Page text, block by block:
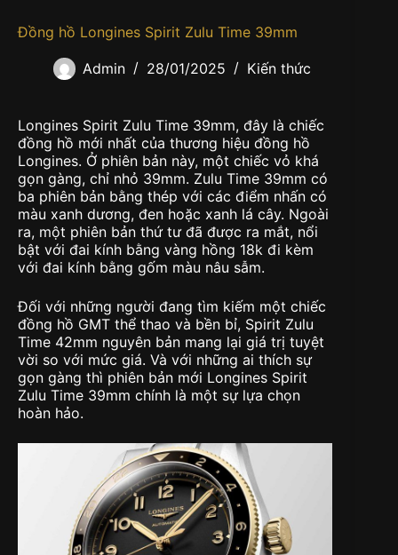
Đồng hồ Longines Spirit Zulu Time 39mm
Admin 28/01/2025 Kiến thức
Longines Spirit Zulu Time 39mm, đây là chiếc
đồng hồ mới nhất của thương hiệu đồng hồ
Longines. Ở phiên bản này, một chiếc vỏ khá
gọn gàng, chỉ nhỏ 39mm. Zulu Time 39mm có
ba phiên bản bằng thép với các điểm nhấn có
màu xanh dương, đen hoặc xanh lá cây. Ngoài
ra, một phiên bản thứ tư đã được ra mắt, nổi
bật với đai kính bằng vàng hồng 18k đi kèm
với đai kính bằng gốm màu nâu sẫm.
Đối với những người đang tìm kiếm một chiếc
đồng hồ GMT thể thao và bền bỉ, Spirit Zulu
Time 42mm nguyên bản mang lại giá trị tuyệt
vời so với mức giá. Và với những ai thích sự
gọn gàng thì phiên bản mới Longines Spirit
Zulu Time 39mm chính là một sự lựa chọn
hoàn hảo.